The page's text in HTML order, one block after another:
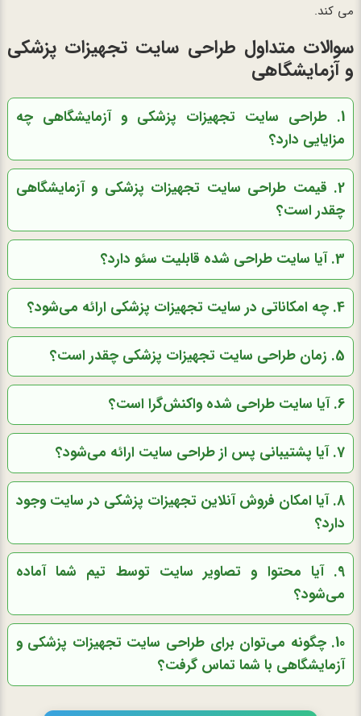
می کند.
سوالات متداول طراحی سایت تجهیزات پزشکی
و آزمایشگاهی
1. طراحی سایت تجهیزات پزشکی و آزمایشگاهی چه
مزایایی دارد؟
2. قیمت طراحی سایت تجهیزات پزشکی و آزمایشگاهی
چقدر است؟
3. آیا سایت طراحی شده قابلیت سئو دارد؟
4. چه امکاناتی در سایت تجهیزات پزشکی ارائه می‌شود؟
5. زمان طراحی سایت تجهیزات پزشکی چقدر است؟
6. آیا سایت طراحی شده واکنش‌گرا است؟
7. آیا پشتیبانی پس از طراحی سایت ارائه می‌شود؟
8. آیا امکان فروش آنلاین تجهیزات پزشکی در سایت وجود
دارد؟
9. آیا محتوا و تصاویر سایت توسط تیم شما آماده
می‌شود؟
10. چگونه می‌توان برای طراحی سایت تجهیزات پزشکی و
آزمایشگاهی با شما تماس گرفت؟